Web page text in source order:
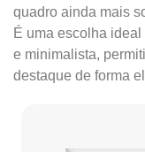
quadro ainda mais
É uma escolha
e minimalista,
destaque de forma